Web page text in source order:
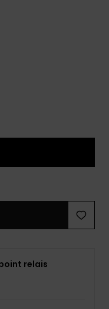
relais